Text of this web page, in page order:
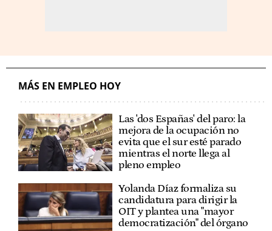
MÁS EN EMPLEO HOY
Las 'dos Españas' del paro: la
mejora de la ocupación no
evita que el sur esté parado
mientras el norte llega al
pleno empleo
Yolanda Díaz formaliza su
candidatura para dirigir la
OIT y plantea una "mayor
democratización" del órgano